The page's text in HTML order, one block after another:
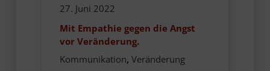
27. Juni 2022
Mit Empathie gegen die Angst
vor Veränderung.
Kommunikation, Veränderung